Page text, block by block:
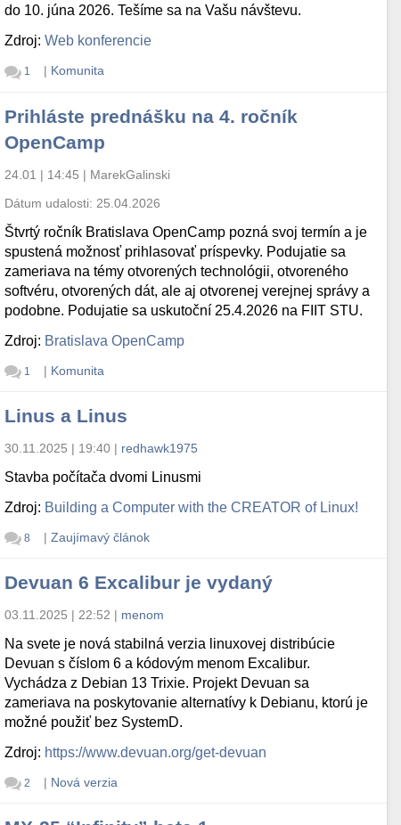
do 10. júna 2026. Tešíme sa na Vašu návštevu.
Zdroj:Web konferencie
1 | Komunita
Prihláste prednášku na 4. ročník
OpenCamp
24.01 | 14:45 | MarekGalinski
Dátum udalosti: 25.04.2026
Štvrtý ročník Bratislava OpenCamp pozná svoj termín a je
spustená možnosť prihlasovať príspevky. Podujatie sa
zameriava na témy otvorených technológii, otvoreného
softvéru, otvorených dát, ale aj otvorenej verejnej správy a
podobne. Podujatie sa uskutoční 25.4.2026 na FIIT STU.
Zdroj: Bratislava OpenCamp
1 | Komunita
Linus a Linus
30.11.2025 | 19:40 | redhawk1975
Stavba počítača dvomi Linusmi
Zdroj: Building a Computer with the CREATOR of Linux!
8 | Zaujímavý článok
Devuan 6 Excalibur je vydaný
03.11.2025 | 22:52 | menom
Na svete je nová stabilná verzia linuxovej distribúcie
Devuan s číslom 6 a kódovým menom Excalibur.
Vychádza z Debian 13 Trixie. Projekt Devuan sa
zameriava na poskytovanie alternatívy k Debianu, ktorú je
možné použiť bez SystemD.
Zdroj: https://www.devuan.org/get-devuan
2 | Nová verzia